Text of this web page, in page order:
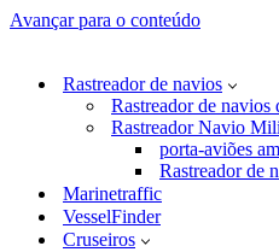
Avançar para o conteúdo
Rastreador de navios
Rastreador de navios
Rastreador Navio
porta-aviões
Rastreador de
Marinetraffic
VesselFinder
Cruseiros